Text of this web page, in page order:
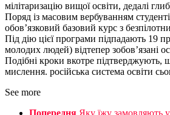
мілітаризацію вищої освіти, дедалі
Поряд із масовим вербуванням
обов’язковий базовий курс з
Під дію цієї програми підпадають 19
молодих людей) відтепер зобов’язані
Подібні кроки вкотре підтверджують,
мислення. російська система освіти
See more